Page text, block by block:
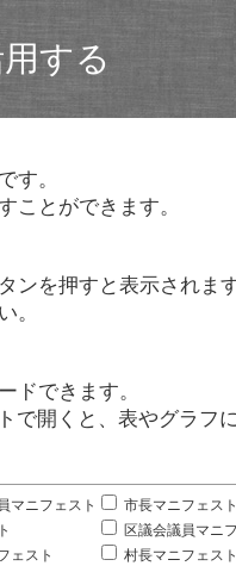
する
す。
ことができます。
ンを押すと表示されます
。
ドできます。
で開くと、表やグラフ
マニフェスト
市長マニフェスト
区議会議員マニ
ェスト
村長マニフェスト